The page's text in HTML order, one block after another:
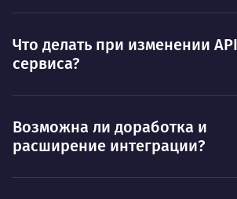
Ты — это то, что ты делаешь. Этим
сказано.
Что делать при изменении API
сервиса?
Возможна ли доработка и
расширение интеграции?